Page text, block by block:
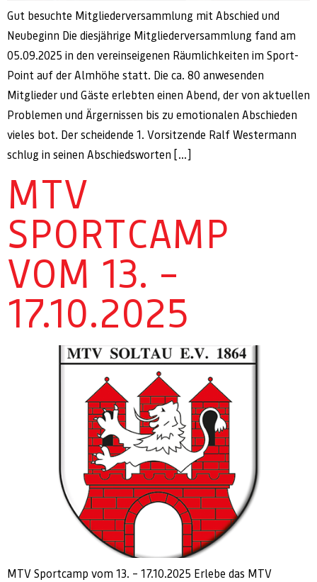
Gut besuchte Mitgliederversammlung mit Abschied und
Neubeginn Die diesjährige Mitgliederversammlung fand am
05.09.2025 in den vereinseigenen Räumlichkeiten im Sport-
Point auf der Almhöhe statt. Die ca. 80 anwesenden
Mitglieder und Gäste erlebten einen Abend, der von aktuellen
Problemen und Ärgernissen bis zu emotionalen Abschieden
vieles bot. Der scheidende 1. Vorsitzende Ralf Westermann
schlug in seinen Abschiedsworten […]
MTV
SPORTCAMP
VOM 13. –
17.10.2025
MTV Sportcamp vom 13. – 17.10.2025 Erlebe das MTV